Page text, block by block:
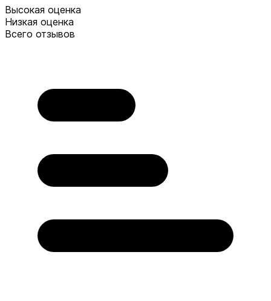
Высокая оценка
Низкая оценка
Всего отзывов